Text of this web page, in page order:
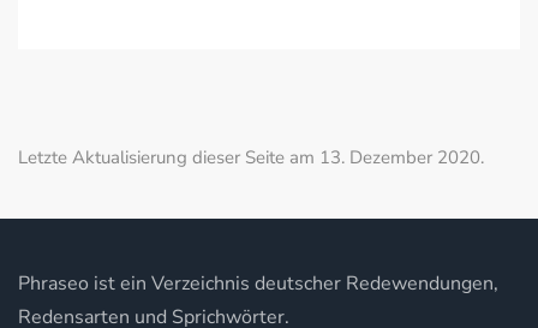
Letzte Aktualisierung dieser Seite am 13. Dezember 2020.
Phraseo ist ein Verzeichnis deutscher Redewendungen,
Redensarten und Sprichwörter.